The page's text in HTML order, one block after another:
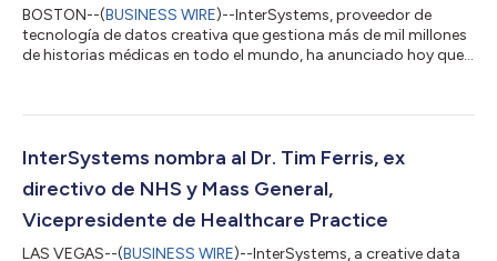
BOSTON--(BUSINESS WIRE)--InterSystems, proveedor de
tecnología de datos creativa que gestiona más de mil millones
de historias médicas en todo el mundo, ha anunciado hoy que
informe Magic Quadrant de Gartner es el resultado de una
visión amplia de la posición relativa de los competidores en ese
mercado. Mediante una representac...
InterSystems nombra al Dr. Tim Ferris, ex
directivo de NHS y Mass General,
Vicepresidente de Healthcare Practice
LAS VEGAS--(BUSINESS WIRE)--InterSystems, a creative data